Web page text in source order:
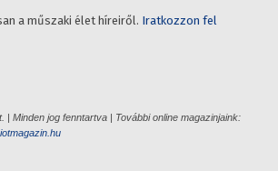
a műszaki élet híreiről. Iratkozzon fel
| Minden jog fenntartva | További online magazinjaink: